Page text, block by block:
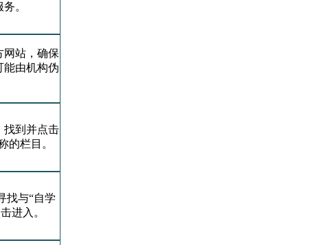
。
网站，确保
能由机构伪
找到并点击
的栏目。
找与“自学
进入。